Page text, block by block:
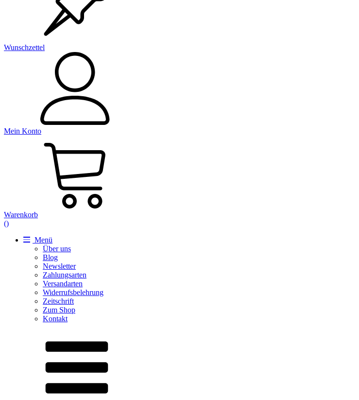
Wunschzettel
Mein Konto
Warenkorb
()
Menü
Über uns
Blog
Newsletter
Zahlungsarten
Versandarten
Widerrufsbelehrung
Zeitschrift
Zum Shop
Kontakt